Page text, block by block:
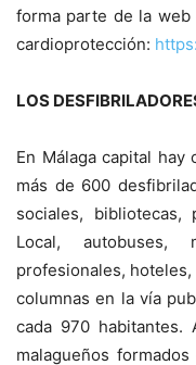
forma parte de la web
cardioprotección:
LOS
En Málaga capital
más de 600
sociales, bibliotecas,
Local, autobuses,
profesionales,
columnas en la vía
cada 970
malagueños